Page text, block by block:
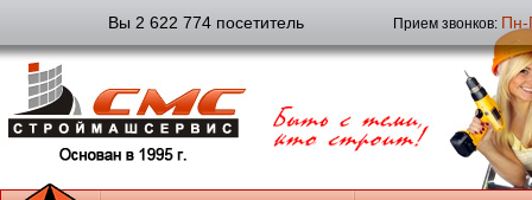
Вы 2 622 774 посетитель Прием звонков: Пн-